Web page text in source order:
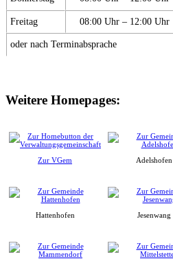
Freitag 08:00 Uhr – 12:00 Uhr
oder nach Terminabsprache
Weitere Homepages:
Zur VGem Adelshofen
Hattenhofen Jesenwang